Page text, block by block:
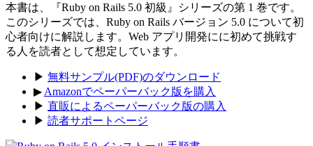
本書は、『Ruby on Rails 5.0 初級』シリーズの第 1 巻です。
このシリーズでは、Ruby on Rails バージョン 5.0 について初
心者向けに解説します。Web アプリ開発にに初めて挑戦す
る人を読者として想定しています。
▶ 無料サンプル(PDF)のダウンロード
▶ Amazonでペーパーバック版を購入
▶ 直販によるペーパーバック版の購入
▶ 読者サポートページ